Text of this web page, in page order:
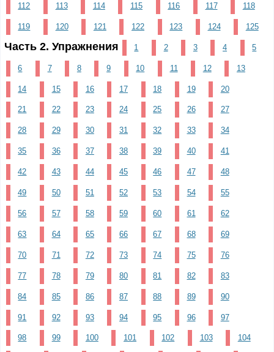
112 113 114 115 116 117 118
119 120 121 122 123 124 125
Часть 2. Упражнения 1 2 3 4 5
6 7 8 9 10 11 12 13
14 15 16 17 18 19 20
21 22 23 24 25 26 27
28 29 30 31 32 33 34
35 36 37 38 39 40 41
42 43 44 45 46 47 48
49 50 51 52 53 54 55
56 57 58 59 60 61 62
63 64 65 66 67 68 69
70 71 72 73 74 75 76
77 78 79 80 81 82 83
84 85 86 87 88 89 90
91 92 93 94 95 96 97
98 99 100 101 102 103 104